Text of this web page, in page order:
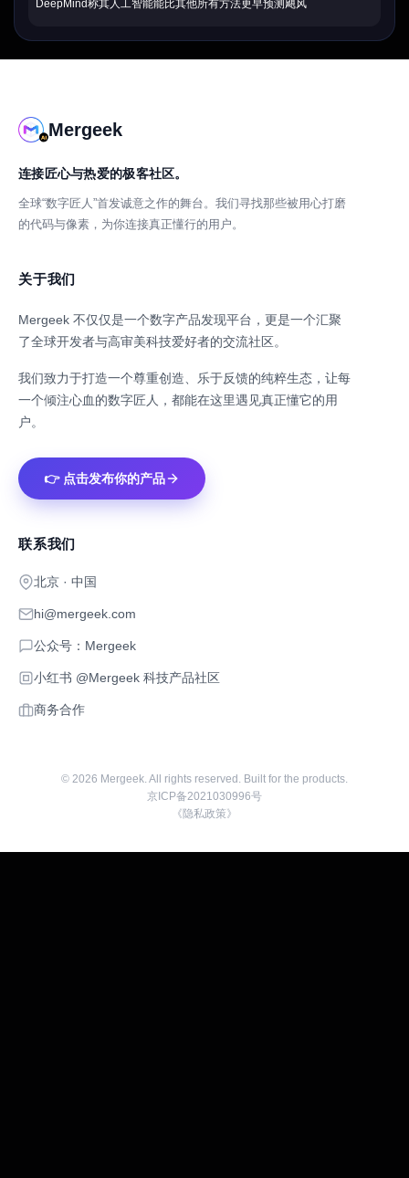
DeepMind称其人工智能能比其他所有方法更早预测飓风
Mergeek
连接匠心与热爱的极客社区。
全球“数字匠人”首发诚意之作的舞台。我们寻找那些被用心打磨
的代码与像素，为你连接真正懂行的用户。
关于我们
Mergeek 不仅仅是一个数字产品发现平台，更是一个汇聚
了全球开发者与高审美科技爱好者的交流社区。
我们致力于打造一个尊重创造、乐于反馈的纯粹生态，让每
一个倾注心血的数字匠人，都能在这里遇见真正懂它的用
户。
👉 点击发布你的产品
联系我们
北京 · 中国
hi@mergeek.com
公众号：Mergeek
小红书 @Mergeek 科技产品社区
商务合作
© 2026 Mergeek. All rights reserved. Built for the products.
京ICP备2021030996号
《隐私政策》